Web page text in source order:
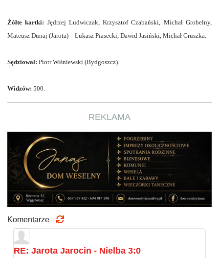
Żółte kartki: Jędrzej Ludwiczak, Krzysztof Czabański, Michał Grobelny,
Mateusz Dunaj (Jarota) – Łukasz Piasecki, Dawid Jasiński, Michał Gruszka.
Sędziował: Piotr Wiśniewski (Bydgoszcz).
Widzów: 500.
REKLAMA
Komentarze
RE: Jarota Jarocin - Nielba 3:0